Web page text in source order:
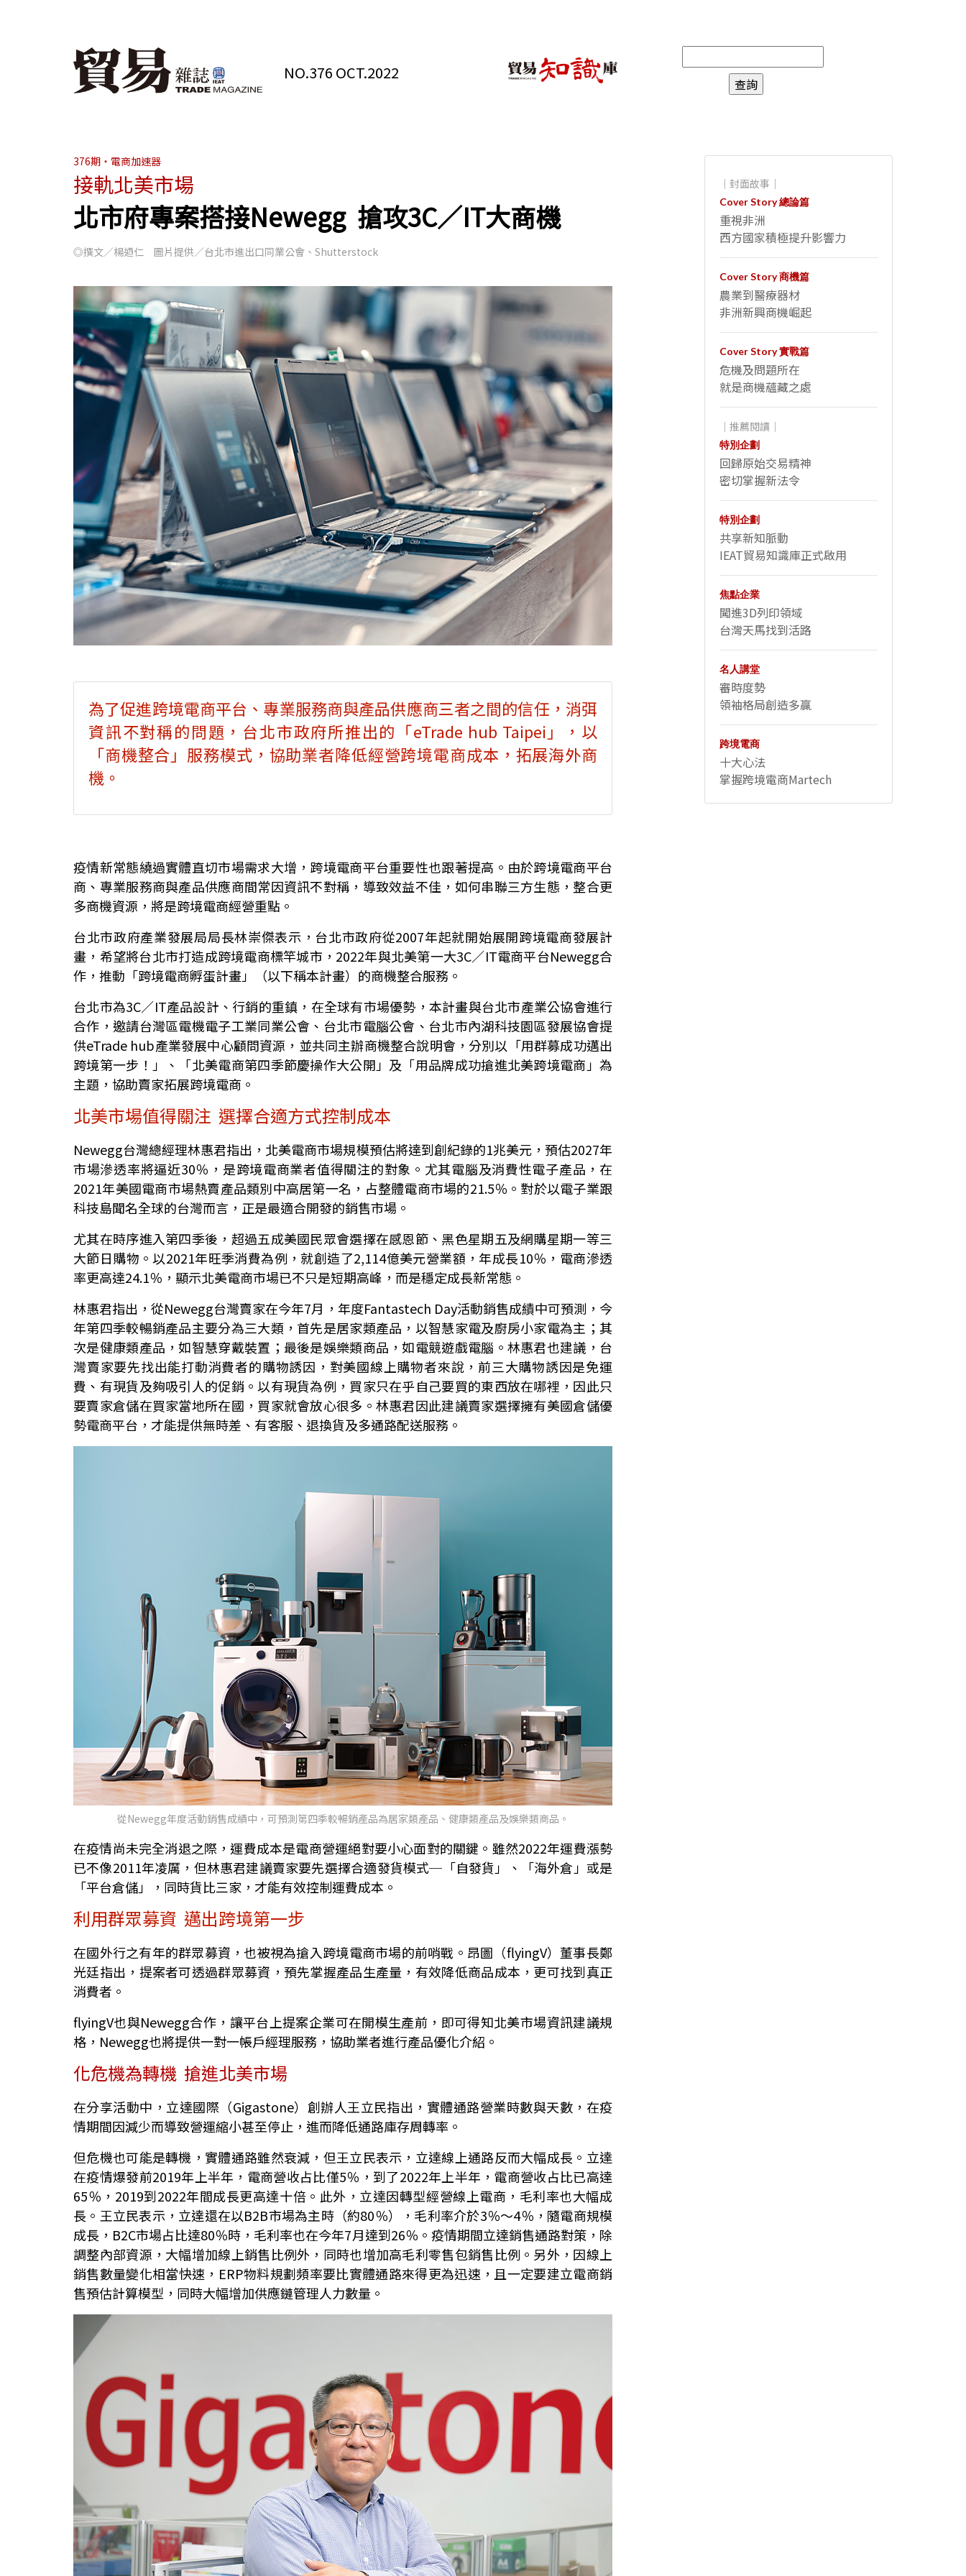
NO.376 OCT.2022
376期・電商加速器
接軌北美市場
北市府專案搭接Newegg 搶攻3C／IT大商機
◎撰文／楊迺仁 圖片提供／台北市進出口同業公會、Shutterstock
為了促進跨境電商平台、專業服務商與產品供應商三者之間的信任，消弭
資訊不對稱的問題，台北市政府所推出的「eTrade hub Taipei」，以
「商機整合」服務模式，協助業者降低經營跨境電商成本，拓展海外商
機。
疫情新常態繞過實體直切市場需求大增，跨境電商平台重要性也跟著提高。由於跨境電商平台
商、專業服務商與產品供應商間常因資訊不對稱，導致效益不佳，如何串聯三方生態，整合更
多商機資源，將是跨境電商經營重點。
台北市政府產業發展局局長林崇傑表示，台北市政府從2007年起就開始展開跨境電商發展計
畫，希望將台北市打造成跨境電商標竿城市，2022年與北美第一大3C／IT電商平台Newegg合
作，推動「跨境電商孵蛋計畫」（以下稱本計畫）的商機整合服務。
台北市為3C／IT產品設計、行銷的重鎮，在全球有市場優勢，本計畫與台北市產業公協會進行
合作，邀請台灣區電機電子工業同業公會、台北市電腦公會、台北市內湖科技園區發展協會提
供eTrade hub產業發展中心顧問資源，並共同主辦商機整合說明會，分別以「用群募成功邁出
跨境第一步！」、「北美電商第四季節慶操作大公開」及「用品牌成功搶進北美跨境電商」為
主題，協助賣家拓展跨境電商。
北美市場值得關注 選擇合適方式控制成本
Newegg台灣總經理林惠君指出，北美電商市場規模預估將達到創紀錄的1兆美元，預估2027年
市場滲透率將逼近30％，是跨境電商業者值得關注的對象。尤其電腦及消費性電子產品，在
2021年美國電商市場熱賣產品類別中高居第一名，占整體電商市場的21.5％。對於以電子業跟
科技島聞名全球的台灣而言，正是最適合開發的銷售市場。
尤其在時序進入第四季後，超過五成美國民眾會選擇在感恩節、黑色星期五及網購星期一等三
大節日購物。以2021年旺季消費為例，就創造了2,114億美元營業額，年成長10％，電商滲透
率更高達24.1％，顯示北美電商市場已不只是短期高峰，而是穩定成長新常態。
林惠君指出，從Newegg台灣賣家在今年7月，年度Fantastech Day活動銷售成績中可預測，今
年第四季較暢銷產品主要分為三大類，首先是居家類產品，以智慧家電及廚房小家電為主；其
次是健康類產品，如智慧穿戴裝置；最後是娛樂類商品，如電競遊戲電腦。林惠君也建議，台
灣賣家要先找出能打動消費者的購物誘因，對美國線上購物者來說，前三大購物誘因是免運
費、有現貨及夠吸引人的促銷。以有現貨為例，買家只在乎自己要買的東西放在哪裡，因此只
要賣家倉儲在買家當地所在國，買家就會放心很多。林惠君因此建議賣家選擇擁有美國倉儲優
勢電商平台，才能提供無時差、有客服、退換貨及多通路配送服務。
從Newegg年度活動銷售成績中，可預測第四季較暢銷產品為居家類產品、健康類產品及娛樂類商品。
在疫情尚未完全消退之際，運費成本是電商營運絕對要小心面對的關鍵。雖然2022年運費漲勢
已不像2011年凌厲，但林惠君建議賣家要先選擇合適發貨模式─「自發貨」、「海外倉」或是
「平台倉儲」，同時貨比三家，才能有效控制運費成本。
利用群眾募資 邁出跨境第一步
在國外行之有年的群眾募資，也被視為搶入跨境電商市場的前哨戰。昂圖（flyingV）董事長鄭
光廷指出，提案者可透過群眾募資，預先掌握產品生產量，有效降低商品成本，更可找到真正
消費者。
flyingV也與Newegg合作，讓平台上提案企業可在開模生產前，即可得知北美市場資訊建議規
格，Newegg也將提供一對一帳戶經理服務，協助業者進行產品優化介紹。
化危機為轉機 搶進北美市場
在分享活動中，立達國際（Gigastone）創辦人王立民指出，實體通路營業時數與天數，在疫
情期間因減少而導致營運縮小甚至停止，進而降低通路庫存周轉率。
但危機也可能是轉機，實體通路雖然衰減，但王立民表示，立達線上通路反而大幅成長。立達
在疫情爆發前2019年上半年，電商營收占比僅5％，到了2022年上半年，電商營收占比已高達
65％，2019到2022年間成長更高達十倍。此外，立達因轉型經營線上電商，毛利率也大幅成
長。王立民表示，立達還在以B2B市場為主時（約80％），毛利率介於3％～4％，隨電商規模
成長，B2C市場占比達80％時，毛利率也在今年7月達到26％。疫情期間立達銷售通路對策，除
調整內部資源，大幅增加線上銷售比例外，同時也增加高毛利零售包銷售比例。另外，因線上
銷售數量變化相當快速，ERP物料規劃頻率要比實體通路來得更為迅速，且一定要建立電商銷
售預估計算模型，同時大幅增加供應鏈管理人力數量。
｜封面故事｜
Cover Story 總論篇
重視非洲
西方國家積極提升影響力
Cover Story 商機篇
農業到醫療器材
非洲新興商機崛起
Cover Story 實戰篇
危機及問題所在
就是商機蘊藏之處
｜推薦閱讀｜
特別企劃
回歸原始交易精神
密切掌握新法令
特別企劃
共享新知脈動
IEAT貿易知識庫正式啟用
焦點企業
闖進3D列印領域
台灣天馬找到活路
名人講堂
審時度勢
領袖格局創造多贏
跨境電商
十大心法
掌握跨境電商Martech